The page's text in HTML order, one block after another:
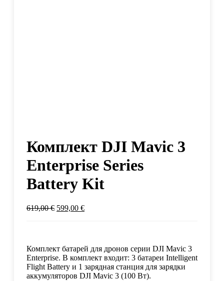
Комплект DJI Mavic 3
Enterprise Series
Battery Kit
619,00€ 599,00 €
Комплект батарей для дронов серии DJI Mavic 3
Enterprise. В комплект входит: 3 батареи Intelligent
Flight Battery и 1 зарядная станция для зарядки
аккумуляторов DJI Mavic 3 (100 Вт).